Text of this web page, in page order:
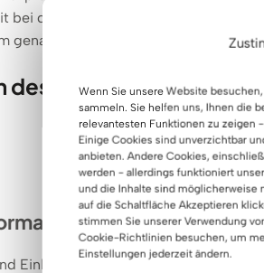
Wenn Sie unsere Website
sammeln. Sie helfen uns, Ihnen die
relevantesten Funktionen zu zeigen
Einige Cookies sind unverzichtbar
anbieten. Andere Cookies,
werden - allerdings funktioniert
und die Inhalte sind möglicherweise
auf die Schaltfläche Akzeptieren
stimmen Sie unserer Verwendung
Cookie-Richtlinien besuchen, um
Einstellungen jederzeit ändern.
bei der Benutzung sorgen. Ein
genau so zu organisieren, wie Sie es
des Behälters:
Einlegeboden: Eichenholz natur